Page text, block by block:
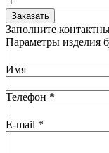
Заказать
Заполните
Параметры изделия
Имя
Телефон *
E-mail *